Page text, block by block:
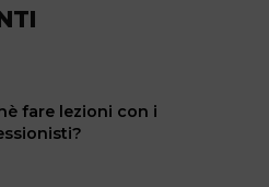
fare lezioni con i